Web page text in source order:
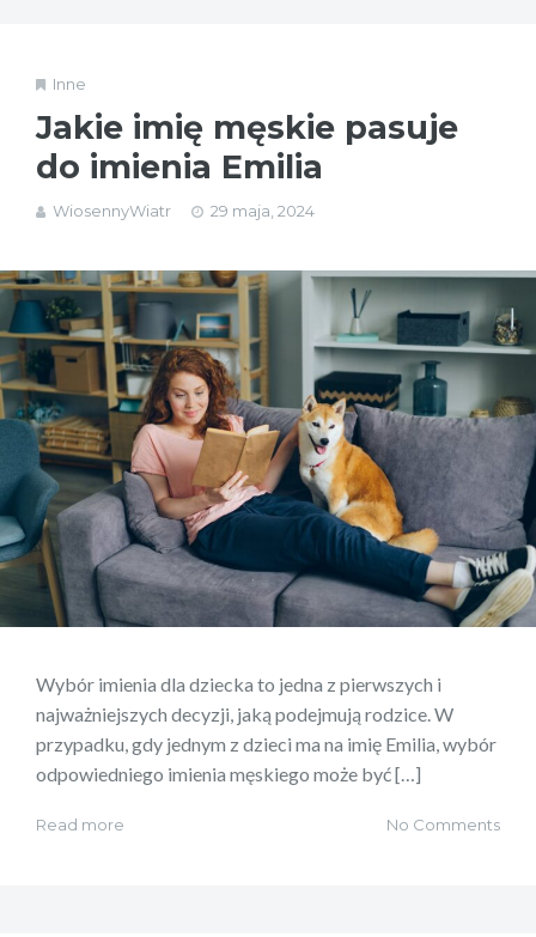
Inne
Jakie imię męskie pasuje
do imienia Emilia
WiosennyWiatr 29 maja, 2024
Wybór imienia dla dziecka to jedna z pierwszych i
najważniejszych decyzji, jaką podejmują rodzice. W
przypadku, gdy jednym z dzieci ma na imię Emilia, wybór
odpowiedniego imienia męskiego może być […]
Read more No Comments